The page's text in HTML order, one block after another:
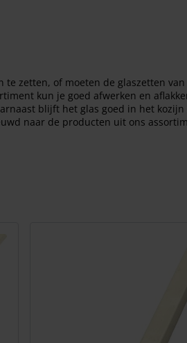
zetten, of moeten de glaszetten
kun je goed afwerken en
blijft het glas goed in het
naar de producten uit ons